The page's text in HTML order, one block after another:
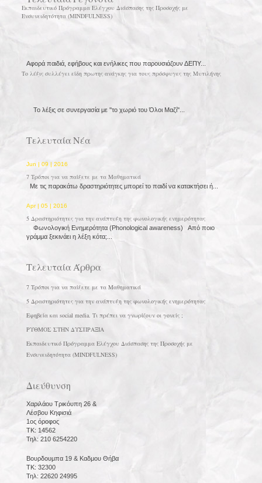
Εκπαιδευτικό Πρόγραμμα Ελέγχου Διάσπασης της Προσοχής με
Ενσυνειδητότητα (MINDFULNESS)
Αφορά παιδιά, εφήβους και ενήλικες που παρουσιάζουν ΔΕΠΥ...
Το λέξις συλλέγει είδη πρωτης ανάγκης για τους πρόσφυγες της Μυτιλήνης
Το λέξις σε συνεργασία με ''το χωριό του Όλοι Μαζί''...
Τελευταία Νέα
Jun | 09 | 2016
7 Τρόποι για να παίξετε με τα Μαθηματικά
Με τις παρακάτω δραστηριότητες μπορεί το παιδί να κατακτήσει ή...
Apr | 05 | 2016
5 Δραστηριότητες για την ανάπτυξη της φωνολογικής ενημερότητας
Φωνολογική Ενημερότητα (Phonological awareness) Από ποιο
γράμμα ξεκινάει η λέξη κότα;...
Τελευταία Άρθρα
7 Τρόποι για να παίξετε με τα Μαθηματικά
5 Δραστηριότητες για την ανάπτυξη της φωνολογικής ενημερότητας
Εφηβεία και social media. Τι πρέπει να γνωρίζουν οι γονείς ;
ΡΥΘΜΟΣ ΣΤΗΝ ΔΥΣΠΡΑΞΙΑ
Εκπαιδευτικό Πρόγραμμα Ελέγχου Διάσπασης της Προσοχής με
Ενσυνειδητότητα (MINDFULNESS)
Διεύθυνση
Χαριλάου Τρικόυπη 26 &
Λέσβου Κηφισιά
1ος όροφος
ΤΚ: 14562
Τηλ: 210 6254220
Βουρδουμπα 19 & Καδμου Θήβα
ΤΚ: 32300
Τηλ: 22620 24995